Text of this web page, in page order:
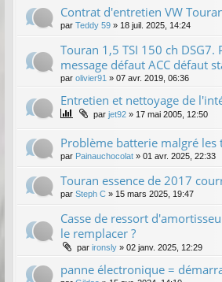
Contrat d'entretien VW
par Teddy 59 » 18 juil. 2025, 14:24
Touran 1,5 TSI 150 ch DSG7.
message défaut ACC défaut
par olivier91 » 07 avr. 2019, 06:36
Entretien et nettoyage de
par jet92 » 17 mai 2005, 12:50
Problème batterie malgré les
par Painauchocolat » 01 avr. 2025, 22:33
Touran essence de 2017
par Steph C » 15 mars 2025, 19:47
Casse de ressort
le remplacer ?
par ironsly » 02 janv. 2025, 12:29
panne électronique =